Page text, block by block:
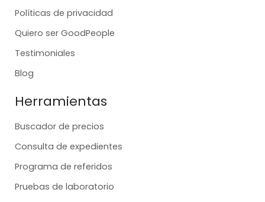
Políticas de privacidad
Quiero ser GoodPeople
Testimoniales
Blog
Herramientas
Buscador de precios
Consulta de expedientes
Programa de referidos
Pruebas de laboratorio